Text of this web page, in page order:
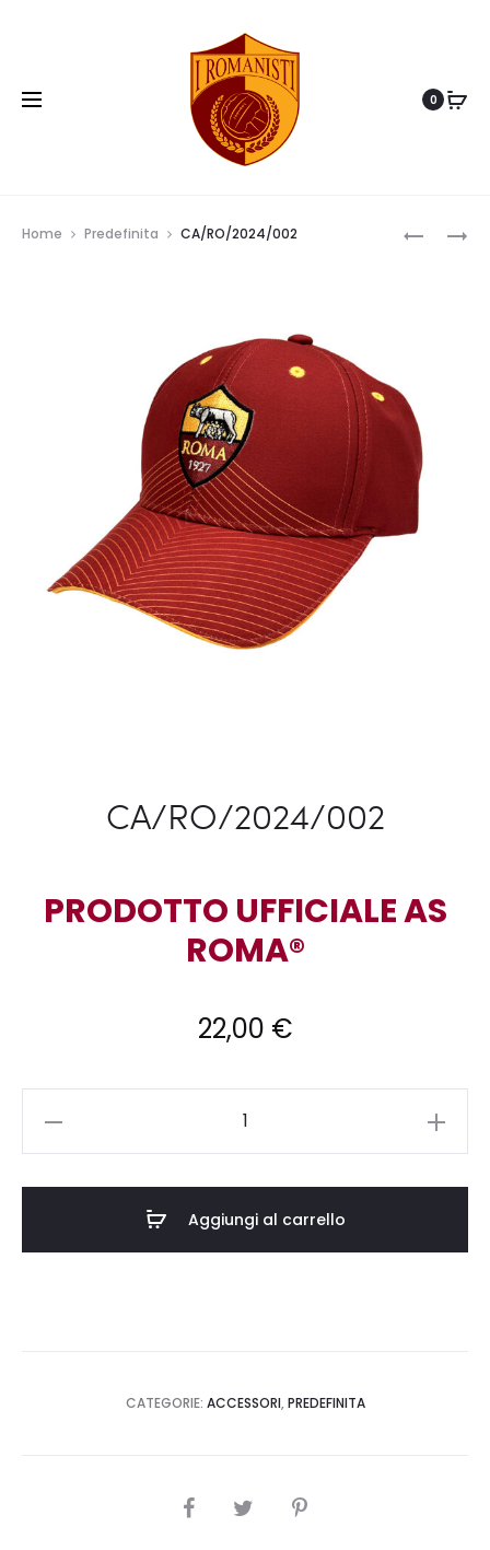
0
CA/RO/
CA/RO/
Home Predefinita CA/RO/2024/002
CA/RO/2024/002
PRODOTTO UFFICIALE AS
ROMA®
22,00 €
Aggiungi al carrello
CATEGORIE: ACCESSORI, PREDEFINITA
SHARE